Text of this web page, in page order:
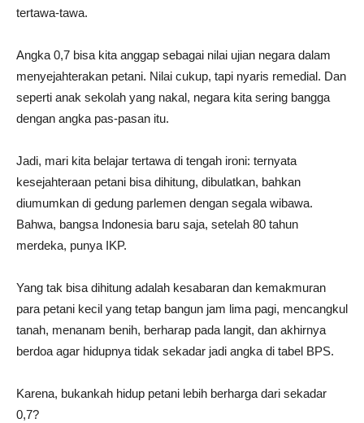
tertawa-tawa.
Angka 0,7 bisa kita anggap sebagai nilai ujian negara dalam
menyejahterakan petani. Nilai cukup, tapi nyaris remedial. Dan
seperti anak sekolah yang nakal, negara kita sering bangga
dengan angka pas-pasan itu.
Jadi, mari kita belajar tertawa di tengah ironi: ternyata
kesejahteraan petani bisa dihitung, dibulatkan, bahkan
diumumkan di gedung parlemen dengan segala wibawa.
Bahwa, bangsa Indonesia baru saja, setelah 80 tahun
merdeka, punya IKP.
Yang tak bisa dihitung adalah kesabaran dan kemakmuran
para petani kecil yang tetap bangun jam lima pagi, mencangkul
tanah, menanam benih, berharap pada langit, dan akhirnya
berdoa agar hidupnya tidak sekadar jadi angka di tabel BPS.
Karena, bukankah hidup petani lebih berharga dari sekadar
0,7?